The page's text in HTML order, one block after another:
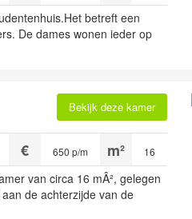
betreft een
De dames wonen ieder op
Bekijk deze kamer
16
650 p/m
van circa 16 mÂ², gelegen
de achterzijde van de